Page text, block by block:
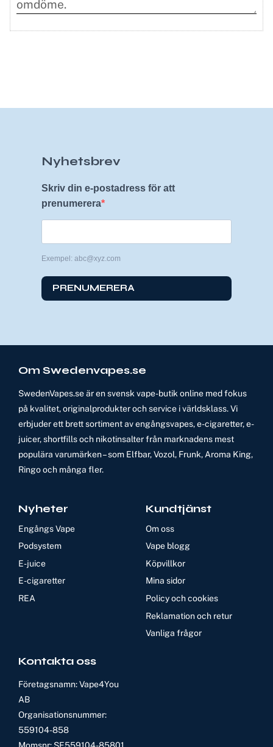
Nyhetsbrev
Skriv din e-postadress för att
prenumerera
Exempel: abc@xyz.com
PRENUMERERA
Om Swedenvapes.se
SwedenVapes.se är en svensk vape-butik online med fokus
på kvalitet, originalprodukter och service i världsklass. Vi
erbjuder ett brett sortiment av engångsvapes, e-cigaretter, e-
juicer, shortfills och nikotinsalter från marknadens mest
populära varumärken – som Elfbar, Vozol, Frunk, Aroma King,
Ringo och många fler.
Nyheter
Engångs Vape
Podsystem
E-juice
E-cigaretter
REA
Kundtjänst
Om oss
Vape blogg
Köpvillkor
Mina sidor
Policy och cookies
Reklamation och retur
Vanliga frågor
Kontakta oss
Företagsnamn: Vape4You
AB
Organisationsnummer:
559104-858